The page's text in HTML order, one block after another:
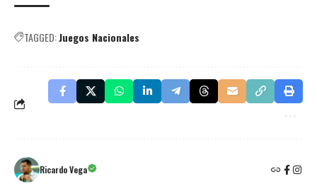
TAGGED:Juegos Nacionales
Ricardo Vega